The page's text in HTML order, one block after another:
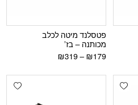
פטסלנד מיטה לכלב
מכותנה – בז’
₪179
–
₪319
Add wishlist